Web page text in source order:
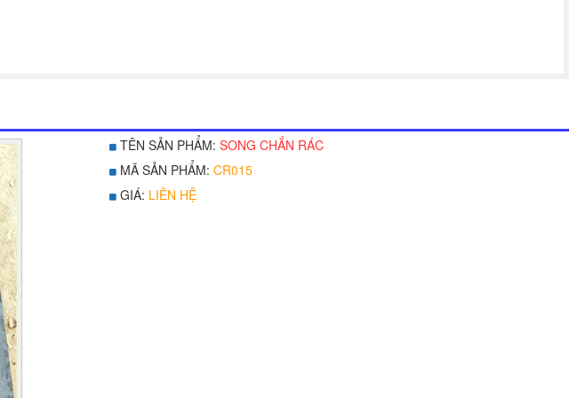
TÊN SẢN PHẨM: SONG CHẮN RÁC
MÃ SẢN PHẨM: CR015
GIÁ: LIÊN HỆ